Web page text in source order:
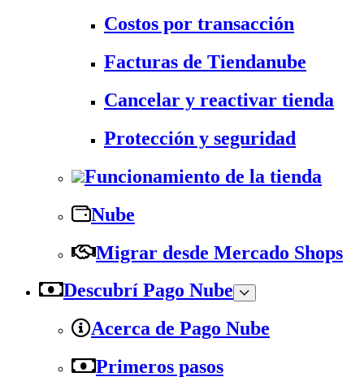
Costos por transacción
Facturas de Tiendanube
Cancelar y reactivar tienda
Protección y seguridad
Funcionamiento de la tienda
Nube
Migrar desde Mercado Shops
Descubrí Pago Nube
Acerca de Pago Nube
Primeros pasos